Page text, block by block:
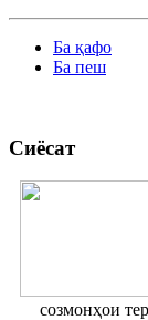
Ба қафо
Ба пеш
Сиёсат
созмонҳои